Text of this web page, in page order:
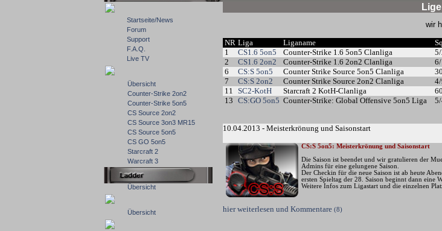
Startseite/News
Forum
Support
F.A.Q.
Live TV
Übersicht
Counter-Strike 2on2
Counter-Strike 5on5
CS Source 2on2
CS Source 3on3 MR15
CS Source 5on5
CS GO 5on5
Starcraft 2
Warcraft 3
Übersicht
Übersicht
wir
NR Liga Liganame
1
CS1.6 5on5 Counter-Strike 1.6 5on5 Clanliga
2
CS1.6 2on2 Counter-Strike 1.6 2on2 Clanliga
6
CS:S 5on5 Counter Strike Source 5on5 Clanliga
7
CS:S 2on2 Counter Strike Source 2on2 Clanliga
11 SC2-KotH Starcraft 2 KotH-Clanliga
13 CS:GO 5on5 Counter-Strike: Global Offensive 5on5 Liga
10.04.2013 - Meisterkrönung und Saisonstart
CS:S 5on5: Meisterkrönung und Saisonstart
Die Saison ist beendet und wir gratulieren der
Admins für eine gelungene Saison.
Der Checkin für die neue Saison ist ab heute
ersten Spieltag der 28. Saison beginnt dann eine
Weitere Infos zum Ligastart und die einzelnen
hier weiterlesen und Kommentare (8)